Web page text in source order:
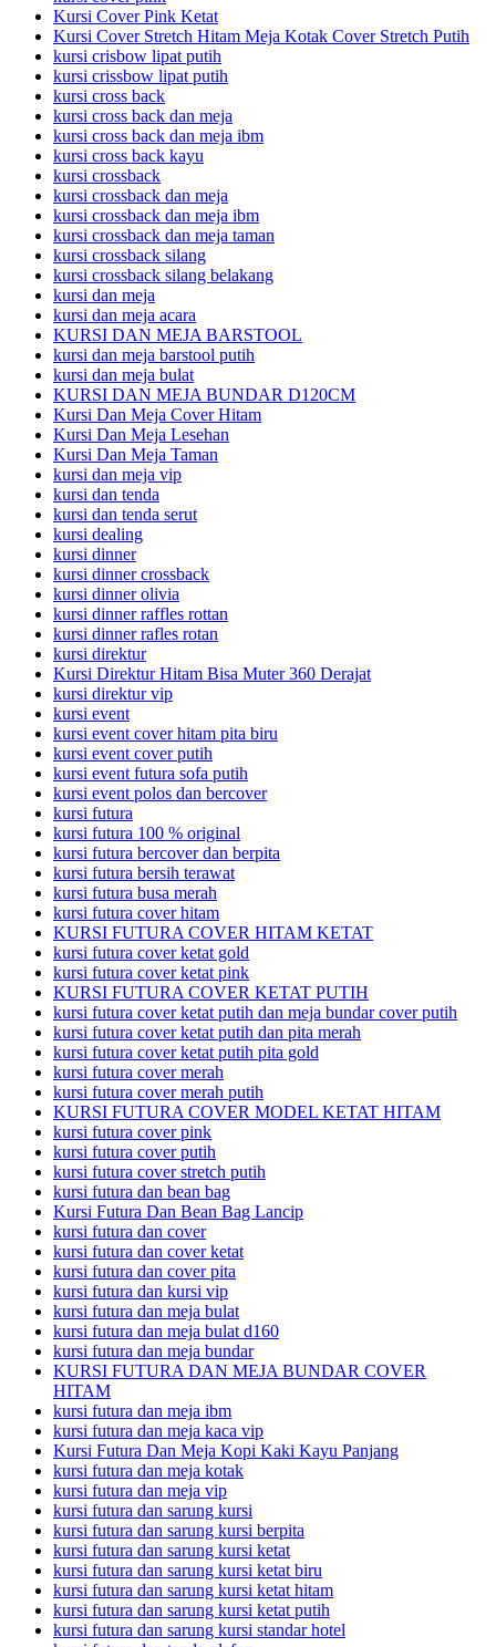
Kursi Cover Pink Ketat
Kursi Cover Stretch Hitam Meja Kotak Cover Stretch Putih
kursi crisbow lipat putih
kursi crissbow lipat putih
kursi cross back
kursi cross back dan meja
kursi cross back dan meja ibm
kursi cross back kayu
kursi crossback
kursi crossback dan meja
kursi crossback dan meja ibm
kursi crossback dan meja taman
kursi crossback silang
kursi crossback silang belakang
kursi dan meja
kursi dan meja acara
KURSI DAN MEJA BARSTOOL
kursi dan meja barstool putih
kursi dan meja bulat
KURSI DAN MEJA BUNDAR D120CM
Kursi Dan Meja Cover Hitam
Kursi Dan Meja Lesehan
Kursi Dan Meja Taman
kursi dan meja vip
kursi dan tenda
kursi dan tenda serut
kursi dealing
kursi dinner
kursi dinner crossback
kursi dinner olivia
kursi dinner raffles rottan
kursi dinner rafles rotan
kursi direktur
Kursi Direktur Hitam Bisa Muter 360 Derajat
kursi direktur vip
kursi event
kursi event cover hitam pita biru
kursi event cover putih
kursi event futura sofa putih
kursi event polos dan bercover
kursi futura
kursi futura 100 % original
kursi futura bercover dan berpita
kursi futura bersih terawat
kursi futura busa merah
kursi futura cover hitam
KURSI FUTURA COVER HITAM KETAT
kursi futura cover ketat gold
kursi futura cover ketat pink
KURSI FUTURA COVER KETAT PUTIH
kursi futura cover ketat putih dan meja bundar cover putih
kursi futura cover ketat putih dan pita merah
kursi futura cover ketat putih pita gold
kursi futura cover merah
kursi futura cover merah putih
KURSI FUTURA COVER MODEL KETAT HITAM
kursi futura cover pink
kursi futura cover putih
kursi futura cover stretch putih
kursi futura dan bean bag
Kursi Futura Dan Bean Bag Lancip
kursi futura dan cover
kursi futura dan cover ketat
kursi futura dan cover pita
kursi futura dan kursi vip
kursi futura dan meja bulat
kursi futura dan meja bulat d160
kursi futura dan meja bundar
KURSI FUTURA DAN MEJA BUNDAR COVER
HITAM
kursi futura dan meja ibm
kursi futura dan meja kaca vip
Kursi Futura Dan Meja Kopi Kaki Kayu Panjang
kursi futura dan meja kotak
kursi futura dan meja vip
kursi futura dan sarung kursi
kursi futura dan sarung kursi berpita
kursi futura dan sarung kursi ketat
kursi futura dan sarung kursi ketat biru
kursi futura dan sarung kursi ketat hitam
kursi futura dan sarung kursi ketat putih
kursi futura dan sarung kursi standar hotel